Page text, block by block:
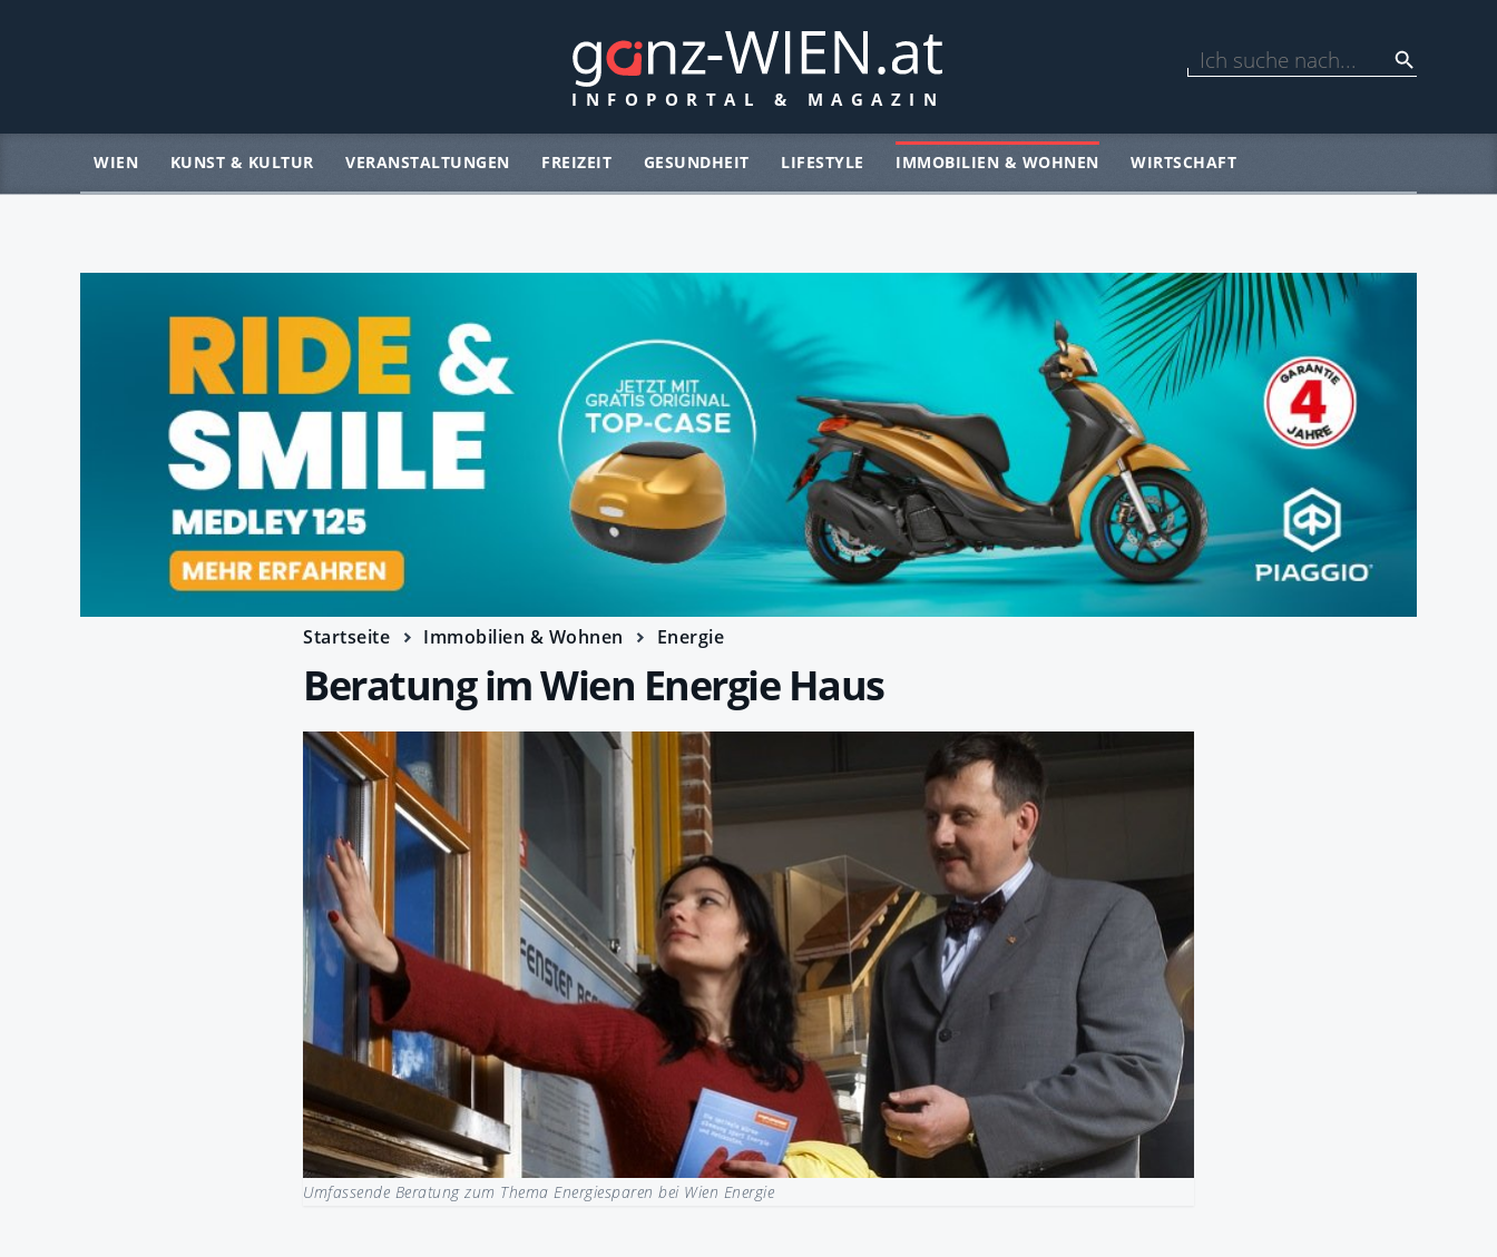
WIEN KUNST & KULTUR VERANSTALTUNGEN FREIZEIT GESUNDHEIT LIFESTYLE IMMOBILIEN & WOHNEN WIRTSCHAFT
Startseite Immobilien & Wohnen Energie
Beratung im Wien Energie Haus
Umfassende Beratung zum Thema Energiesparen bei Wien Energie